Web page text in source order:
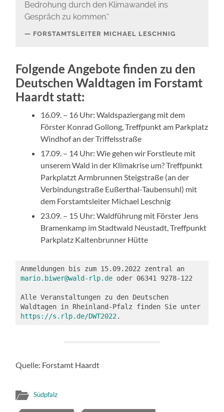
Bedrohung durch den Klimawandel ins
Gespräch zu kommen.“
FORSTAMTSLEITER MICHAEL LESCHNIG
Folgende Angebote finden zu den
Deutschen Waldtagen im Forstamt
Haardt statt:
16.09. – 16 Uhr: Waldspaziergang mit dem
Förster Konrad Gollong, Treffpunkt am Parkplatz
Windhof an der Triffelsstraße
17.09. – 14 Uhr: Wie gehen wir Forstleute mit
unserem Wald in der Klimakrise um? Treffpunkt
Parkplatzt Armbrunnen Steigstraße (an der
Verbindungstraße Eußerthal-Taubensuhl) mit
dem Forstamtsleiter Michael Leschnig
23.09. – 15 Uhr: Waldführung mit Förster Jens
Bramenkamp im Stadtwald Neustadt, Treffpunkt
Parkplatz Kaltenbrunner Hütte
Anmeldungen bis zum 15.09.2022 zentral an
mario.biwer@wald-rlp.de oder 06341 9278-122
Alle Veranstaltungen zu den Deutschen
Waldtagen in Rheinland-Pfalz finden Sie unter
https://s.rlp.de/DWT2022.
Quelle: Forstamt Haardt
Südpfalz